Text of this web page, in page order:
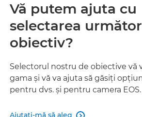
Vă putem ajuta cu
selectarea
obiectiv?
Selectorul nostru de obiective vă
gama şi vă va ajuta să găsiţi
pentru dvs. şi pentru camera EOS.
Ajutaţi-mă să aleg 